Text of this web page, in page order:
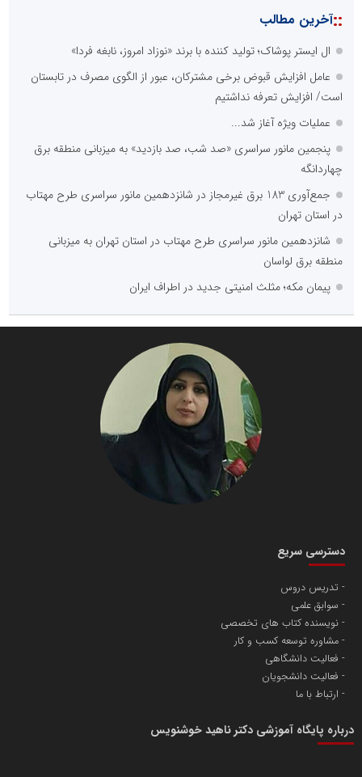
::آخرین مطالب
ال ایستر پوشاک؛ تولید کننده با برند «نوزاد امروز، نابغه فردا»
عامل افزایش قبوض برخی مشترکان، عبور از الگوی مصرف در تابستان
است/ افزایش تعرفه نداشتیم
عملیات ویژه آغاز شد...
پنجمین مانور سراسری «صد شب، صد بازدید» به میزبانی منطقه برق
چهاردانگه
جمع‌آوری 183 برق غیرمجاز در شانزدهمین مانور سراسری طرح مهتاب
در استان تهران
شانزدهمین مانور سراسری طرح مهتاب در استان تهران به میزبانی
منطقه برق لواسان
پیمان مکه؛ مثلث امنیتی جدید در اطراف ایران
دسترسی سریع
تدریس دروس
سوابق علمی
نویسنده کتاب های تخصصی
مشاوره توسعه کسب و کار
فعالیت دانشگاهی
فعالیت دانشجویان
ارتباط با ما
درباره پایگاه آموزشی دکتر ناهید خوشنویس